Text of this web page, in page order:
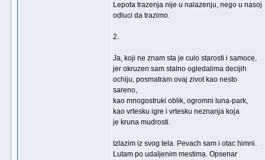
Lepota trazenja nije u nalazenju, nego u nasoj
odluci da trazimo.
2.
Ja, koji ne znam sta je culo starosti i samoce,
jer okruzen sam stalno ogledalima decijih
ochiju, posmatram ovaj zivot kao nesto
sareno,
kao mnogostruki oblik, ogromni luna-park,
kao vrtesku igre i vrtesku neznanja koja
je kruna mudrosti.
Izlazim iz svog tela. Pevach sam i otac himni.
Lutam po udaljenim mestima. Opsenar